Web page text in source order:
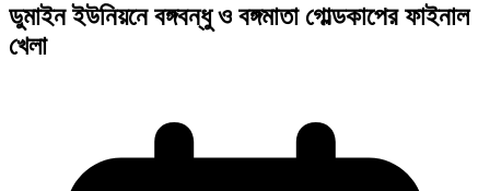
ডুমাইন ইউনিয়নে বঙ্গবন্ধু ও বঙ্গমাতা গোল্ডকাপের ফাইনাল
খেলা